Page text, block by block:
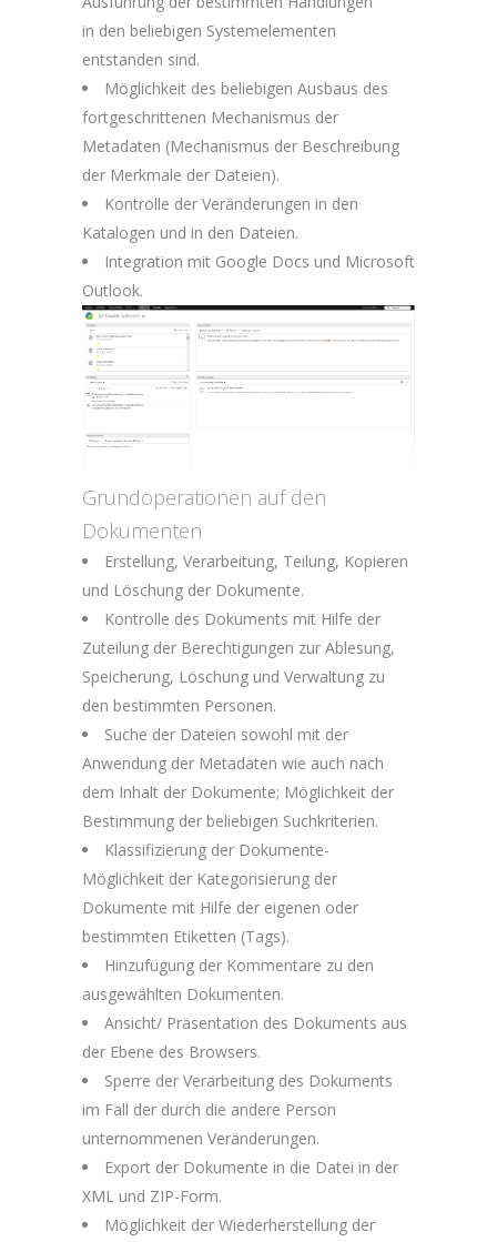
in den beliebigen Systemelementen
entstanden sind.
Möglichkeit des beliebigen Ausbaus des
fortgeschrittenen Mechanismus der
Metadaten (Mechanismus der Beschreibung
der Merkmale der Dateien).
Kontrolle der Veränderungen in den
Katalogen und in den Dateien.
Integration mit Google Docs und Microsoft
Outlook.
Grundoperationen auf den
Dokumenten
Erstellung, Verarbeitung, Teilung, Kopieren
und Löschung der Dokumente.
Kontrolle des Dokuments mit Hilfe der
Zuteilung der Berechtigungen zur Ablesung,
Speicherung, Löschung und Verwaltung zu
den bestimmten Personen.
Suche der Dateien sowohl mit der
Anwendung der Metadaten wie auch nach
dem Inhalt der Dokumente; Möglichkeit der
Bestimmung der beliebigen Suchkriterien.
Klassifizierung der Dokumente-
Möglichkeit der Kategorisierung der
Dokumente mit Hilfe der eigenen oder
bestimmten Etiketten (Tags).
Hinzufügung der Kommentare zu den
ausgewählten Dokumenten.
Ansicht/ Präsentation des Dokuments aus
der Ebene des Browsers.
Sperre der Verarbeitung des Dokuments
im Fall der durch die andere Person
unternommenen Veränderungen.
Export der Dokumente in die Datei in der
XML und ZIP-Form.
Möglichkeit der Wiederherstellung der